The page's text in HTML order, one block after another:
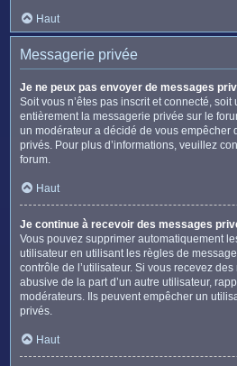
Haut
Messagerie privée
Je ne peux pas envoyer de messages
Soit vous n’êtes pas inscrit et connecté,
entièrement la messagerie privée sur le
un modérateur a décidé de vous empêcher
privés. Pour plus d’informations, veuillez
forum.
Haut
Je continue à recevoir des messages
Vous pouvez supprimer automatiquement
utilisateur en utilisant les règles de
contrôle de l’utilisateur. Si vous recevez
abusive de la part d’un autre utilisateur,
modérateurs. Ils peuvent empêcher un
privés.
Haut